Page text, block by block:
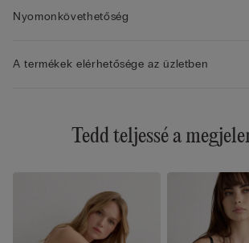
Nyomonkövethetőség
A termékek elérhetősége az üzletben
Tedd teljessé a